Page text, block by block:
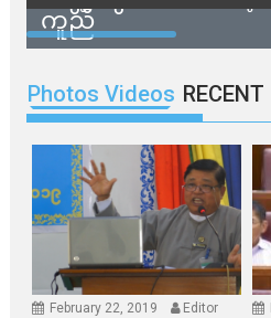
ကူညီ
Photos Videos RECENT
February 22, 2019 Editor